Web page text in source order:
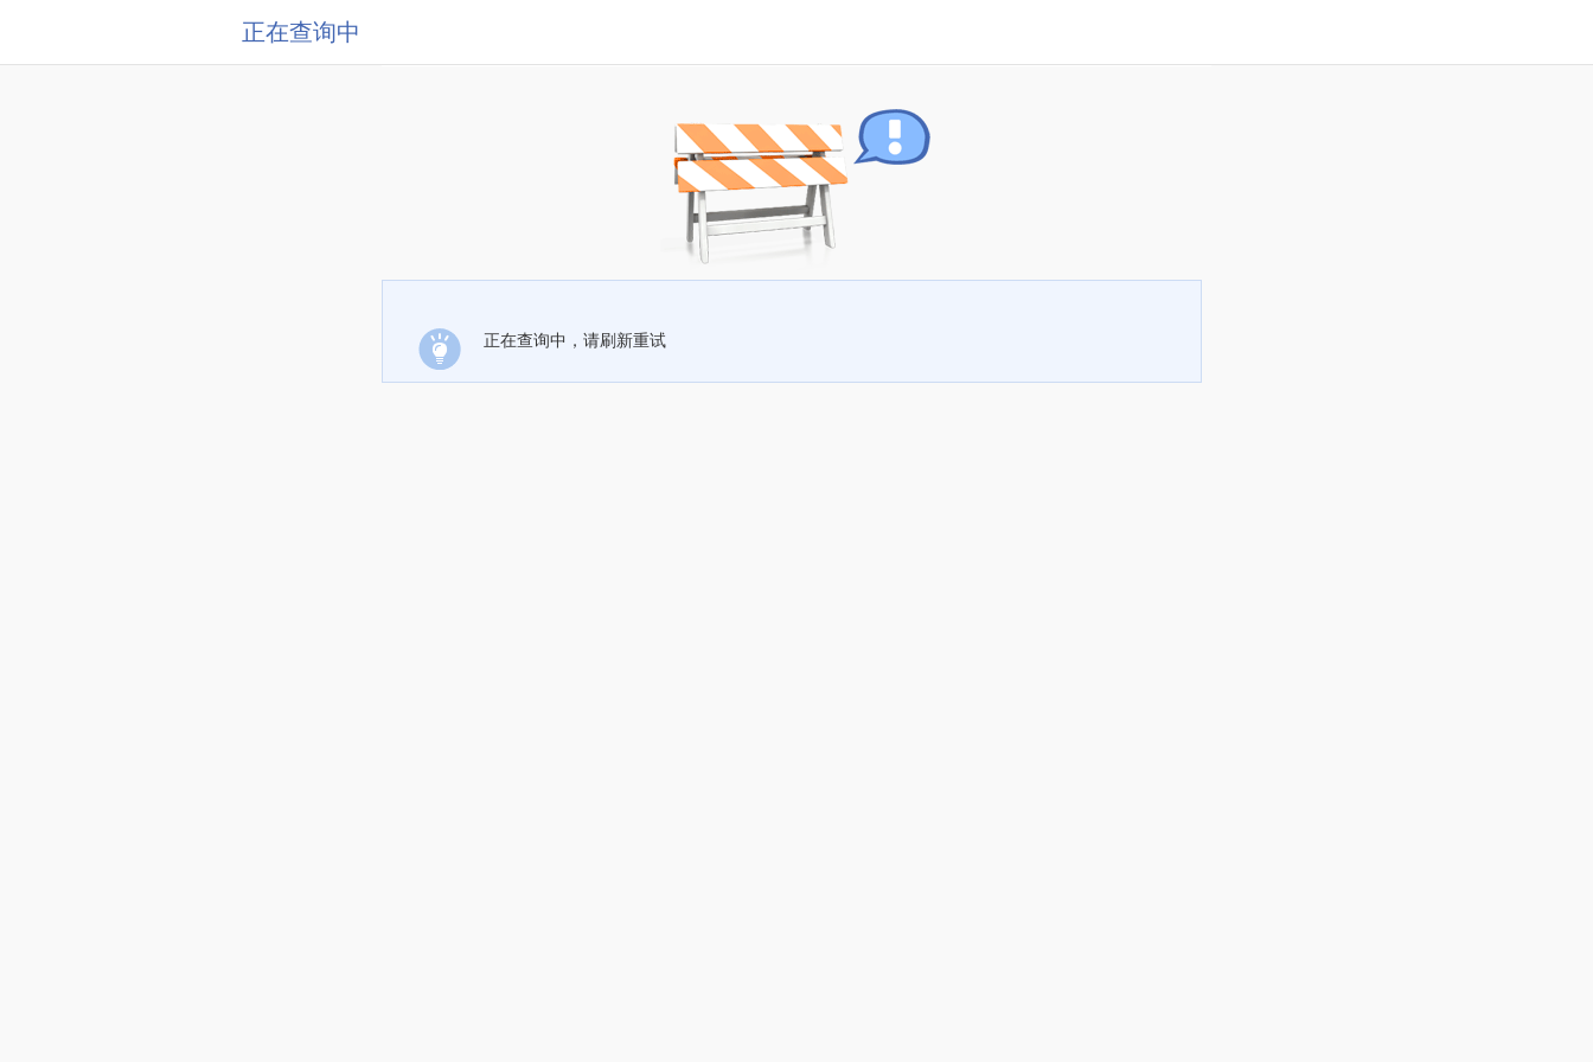
正在查询中
正在查询中，请刷新重试